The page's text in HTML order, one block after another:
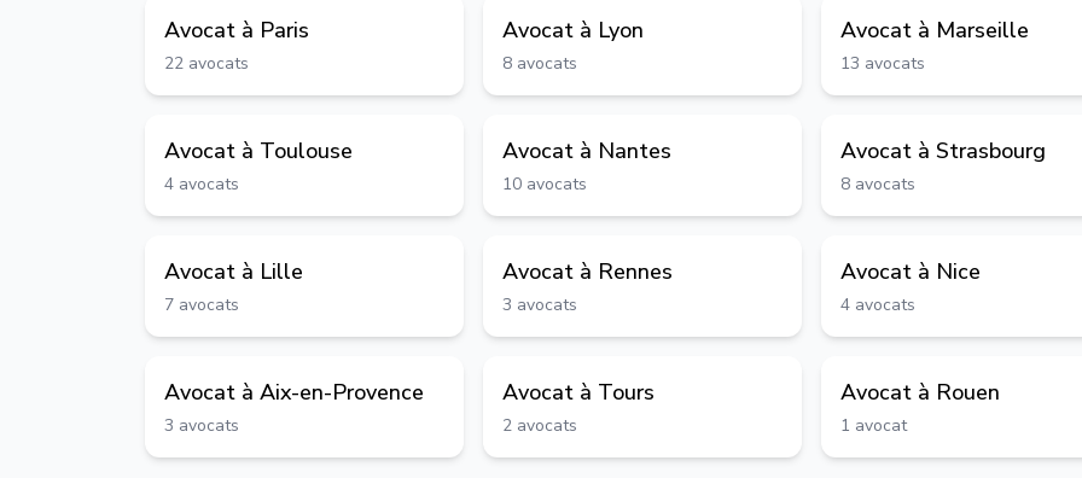
Avocat à Paris
22 avocats
Avocat à Lyon
8 avocats
Avocat à Marseille
13 avocats
Avocat à Toulouse
4 avocats
Avocat à Nantes
10 avocats
Avocat à Strasbourg
8 avocats
Avocat à Lille
7 avocats
Avocat à Rennes
3 avocats
Avocat à Nice
4 avocats
Avocat à Aix-en-Provence
3 avocats
Avocat à Tours
2 avocats
Avocat à Rouen
1 avocat